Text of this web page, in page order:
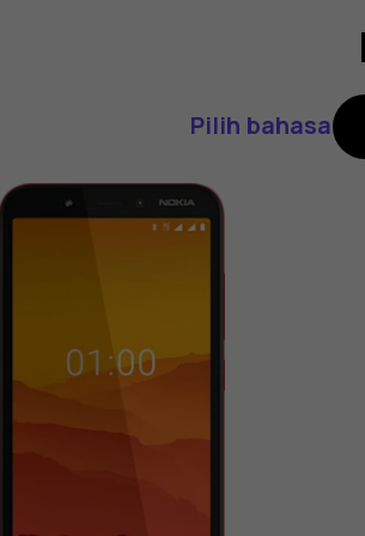
Pilih bahasa